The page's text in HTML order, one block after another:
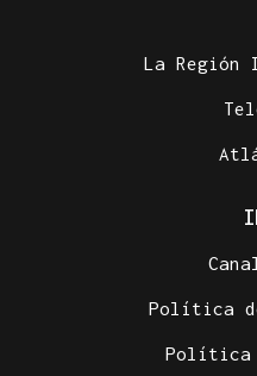
La Región
Política
Política